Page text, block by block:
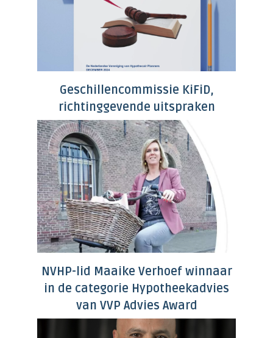
Geschillencommissie KiFiD,
richtinggevende uitspraken
NVHP-lid Maaike Verhoef winnaar
in de categorie Hypotheekadvies
van VVP Advies Award